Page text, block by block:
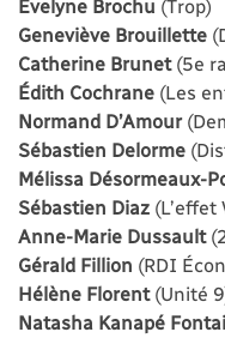
Évelyne Brochu (Trop)
Geneviève Brouillette
Catherine Brunet(5e
Édith Cochrane (Les
Normand D’Amour
Sébastien Delorme
Mélissa Désormeaux-
Sébastien Diaz (L’effet
Anne-Marie Dussault
Gérald Fillion (RDI
Hélène Florent(Unité
Natasha Kanapé